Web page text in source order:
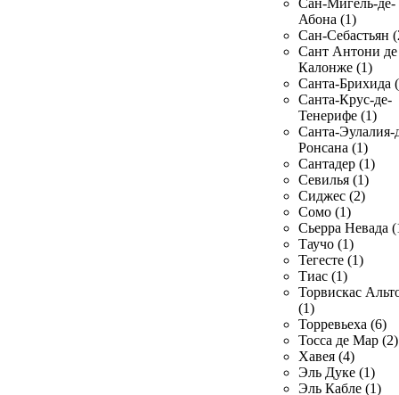
Сан-Мигель-де-
Абона (1)
Сан-Себастьян
Сант Антони де
Калонже (1)
Санта-Брихида
Санта-Крус-де-
Тенерифе (1)
Санта-Эулалия-
Ронсана (1)
Сантадер (1)
Севилья (1)
Сиджес (2)
Сомо (1)
Сьерра Невада
Таучо (1)
Тегесте (1)
Тиас (1)
Торвискас
(1)
Торревьеха (6)
Тосса де Мар (2)
Хавея (4)
Эль Дуке (1)
Эль Кабле (1)